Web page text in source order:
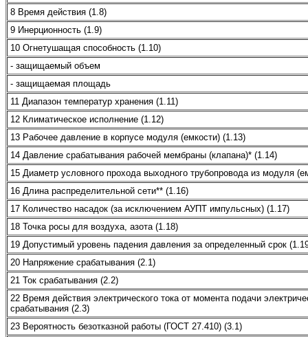
8 Время действия (1.8)
9 Инерционность (1.9)
10 Огнетушащая способность (1.10)
- защищаемый объем
- защищаемая площадь
11 Диапазон температур хранения (1.11)
12 Климатическое исполнение (1.12)
13 Рабочее давление в корпусе модуля (емкости) (1.13)
14 Давление срабатывания рабочей мембраны (клапана)* (1.14)
15 Диаметр условного прохода выходного трубопровода из модуля
16 Длина распределительной сети** (1.16)
17 Количество насадок (за исключением АУПТ импульсных) (1.17)
18 Точка росы для воздуха, азота (1.18)
19 Допустимый уровень падения давления за определенный срок
20 Напряжение срабатывания (2.1)
21 Ток срабатывания (2.2)
22 Время действия электрического тока от момента подачи
срабатывания (2.3)
23 Вероятность безотказной работы (ГОСТ 27.410) (3.1)